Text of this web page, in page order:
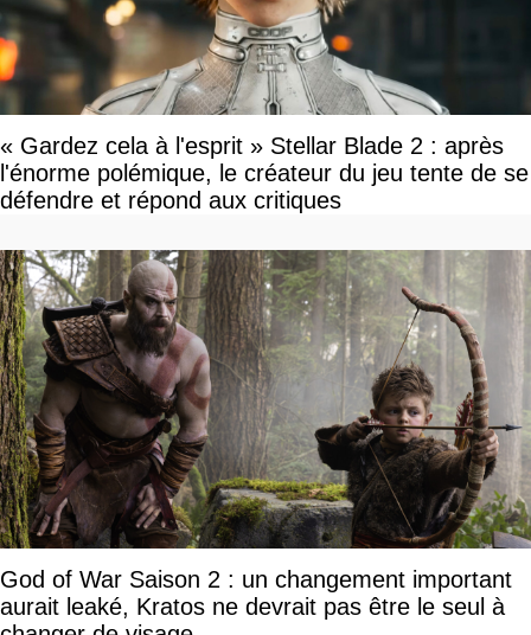
« Gardez cela à l'esprit » Stellar Blade 2 : après
l'énorme polémique, le créateur du jeu tente de se
défendre et répond aux critiques
God of War Saison 2 : un changement important
aurait leaké, Kratos ne devrait pas être le seul à